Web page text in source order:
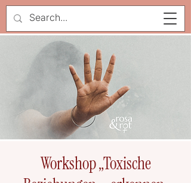
Workshop „Toxische